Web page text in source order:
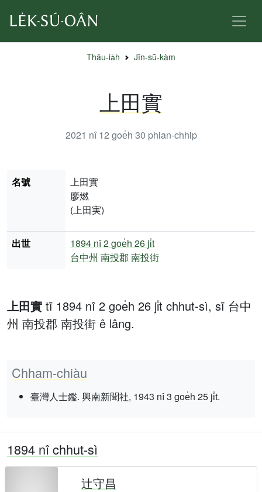
Thâu-ia̍h Jîn-sū-kàm
上田實
2021 nî 12 goe̍h 30 phian-chhip
上田實 tī 1894 nî 2 goe̍h 26 ji̍t chhut-sì, sī 台中
州 南投郡 南投街 ê lâng.
Chham-chiàu
臺灣人士鑑. 興南新聞社, 1943 nî 3 goe̍h 25 ji̍t.
名號
上田實
廖燃
(上田実)
出世 1894 nî2 goe̍h 26 ji̍t
台中州 南投郡 南投街
1894 nî chhut-sì
辻守昌